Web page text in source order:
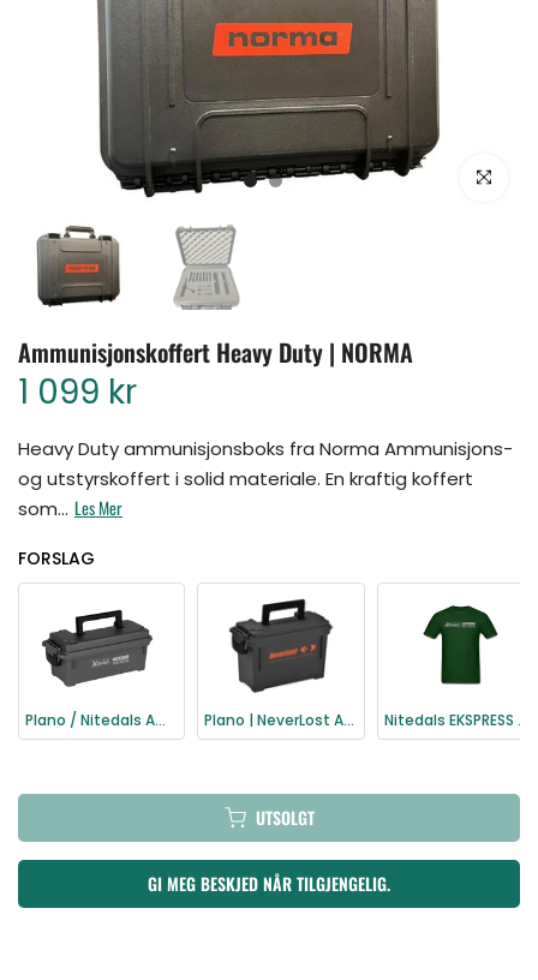
Klikk for å
Ammunisjonskoffert Heavy Duty | NORMA
1 099 kr
Heavy Duty ammunisjonsboks fra Norma Ammunisjons-
og utstyrskoffert i solid materiale. En kraftig koffert
som... Les Mer
FORSLAG
Plano / Nitedals Ammunisjonsboks Plano | NeverLost Ammunisjonsboks Nitedals EKSPRESS T-Shirt | Grønn
UTSOLGT
GI MEG BESKJED NÅR TILGJENGELIG.